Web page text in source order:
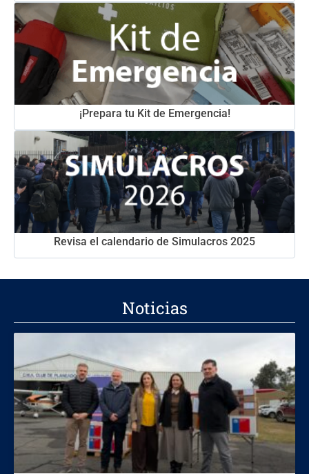
¡Prepara tu Kit de Emergencia!
Revisa el calendario de Simulacros 2025
Noticias